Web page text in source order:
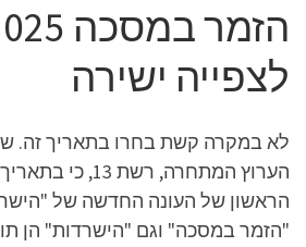
לצפייה ישירה
לא במקרה קשת בחרו בתאריך זה.
הערוץ המתחרה, רשת
הראשון של העונה החדשה של
"הזמר במסכה" וגם "הישרדות" הן